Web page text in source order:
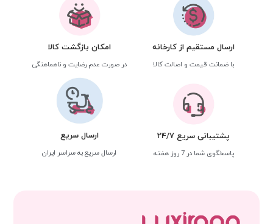
ارسال مستقیم از کارخانه
با ضمانت قیمت و اصالت کالا
امکان بازگشت کالا
در صورت عدم رضایت و ناهماهنگی
پشتیبانی سریع 24/7
پاسخگوی شما در 7 روز هفته
ارسال سریع
ارسال سریع به سراسر ایران